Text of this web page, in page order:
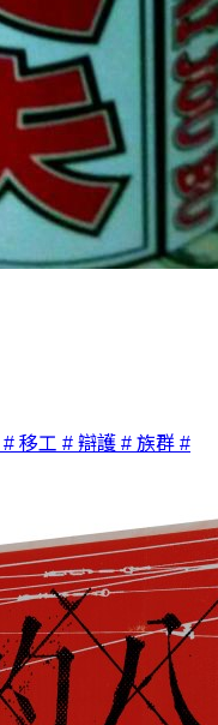
# 移工 # 辯護 # 族群 #